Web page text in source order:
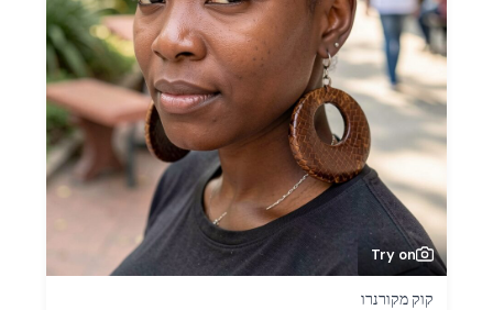
Try on
קוק מקורנרו